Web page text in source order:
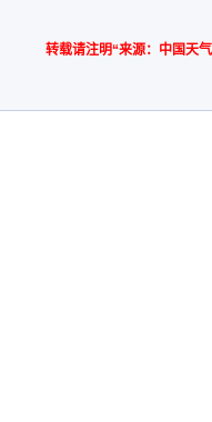
转载请注明“来源：中国天气